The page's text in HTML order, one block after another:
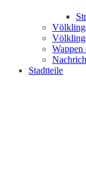
Wappen
Stadtteile